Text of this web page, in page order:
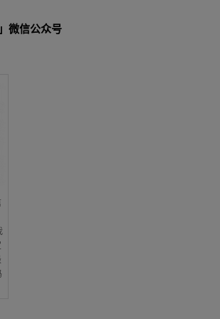
微信公众号